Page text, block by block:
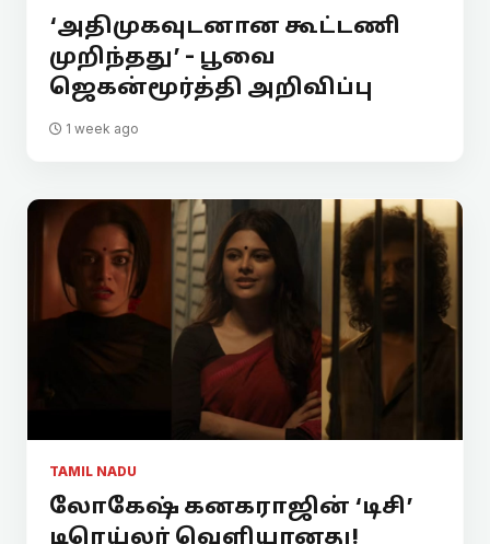
‘அதிமுகவுடனான கூட்டணி
முறிந்தது’ - பூவை
ஜெகன்மூர்த்தி அறிவிப்பு
1 week ago
TAMIL NADU
லோகேஷ் கனகராஜின் ‘டிசி’
டிரெய்லர் வெளியானது!